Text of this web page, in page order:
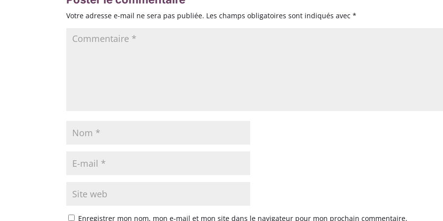
Votre adresse e-mail ne sera pas publiée. Les champs obligatoires sont indiqués avec*
Enregistrer mon nom, mon e-mail et mon site dans le navigateur pour mon prochain commentaire.